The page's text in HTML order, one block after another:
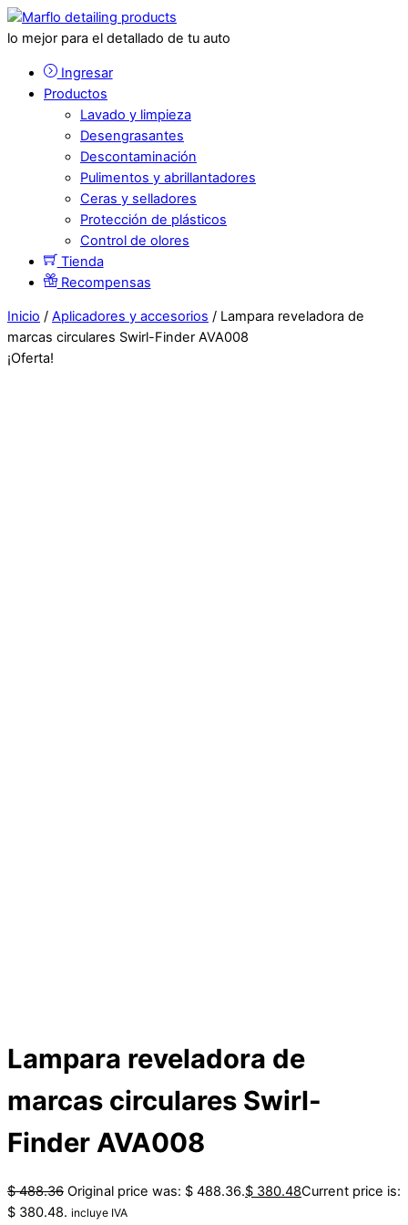
lo mejor para el detallado de tu auto
Ingresar
Productos
Lavado y limpieza
Desengrasantes
Descontaminación
Pulimentos y abrillantadores
Ceras y selladores
Protección de plásticos
Control de olores
Tienda
Recompensas
Inicio / Aplicadores y accesorios / Lampara reveladora de
marcas circulares Swirl-Finder AVA008
¡Oferta!
Lampara reveladora de
marcas circulares Swirl-
Finder AVA008
$488.36 Original price was: $ 488.36.$ 380.48Current price is:
$ 380.48. incluye IVA